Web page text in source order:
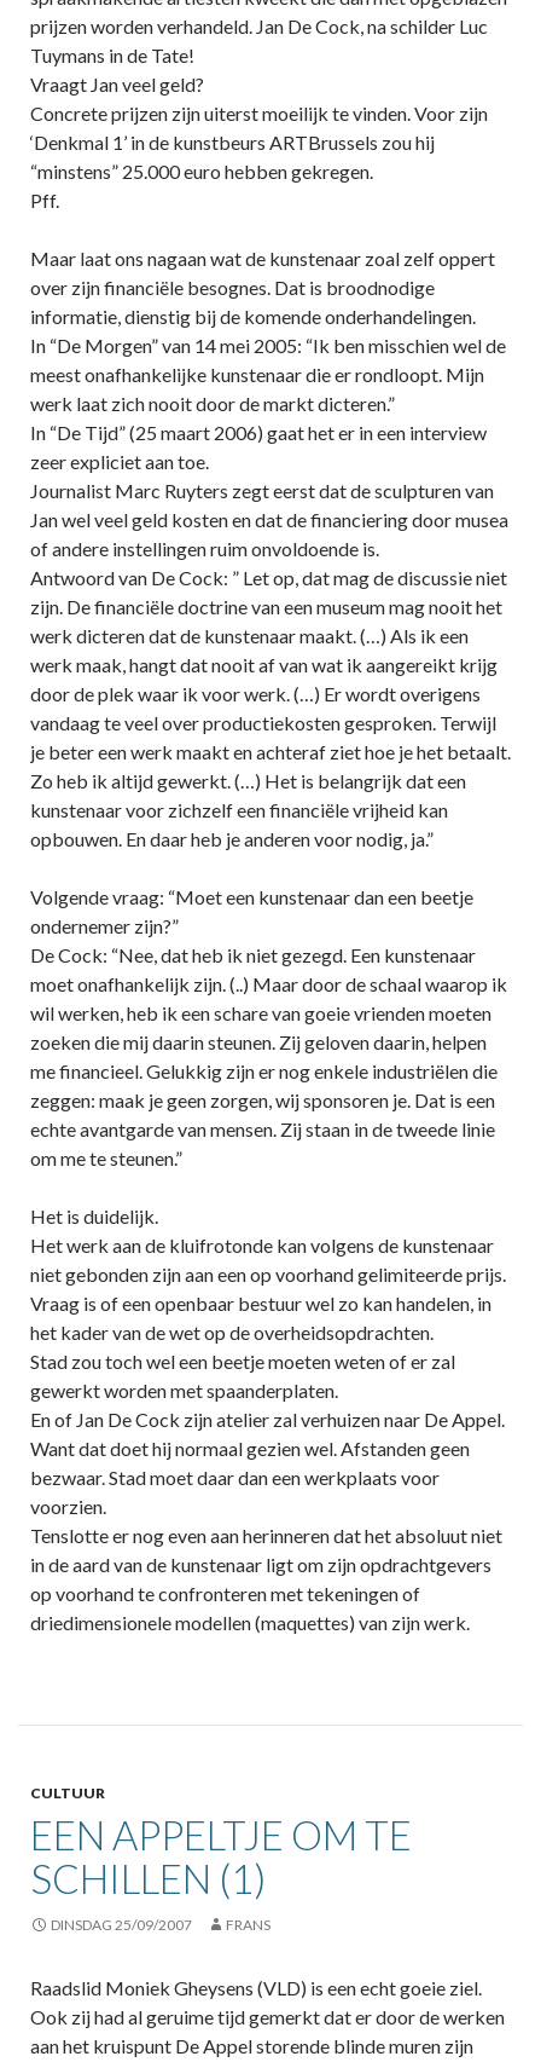
prijzen worden verhandeld. Jan De Cock, na schilder Luc
Tuymans in de Tate!
Vraagt Jan veel geld?
Concrete prijzen zijn uiterst moeilijk te vinden. Voor zijn
‘Denkmal 1’ in de kunstbeurs ARTBrussels zou hij
“minstens” 25.000 euro hebben gekregen.
Pff.
Maar laat ons nagaan wat de kunstenaar zoal zelf oppert
over zijn financiële besognes. Dat is broodnodige
informatie, dienstig bij de komende onderhandelingen.
In “De Morgen” van 14 mei 2005: “Ik ben misschien wel de
meest onafhankelijke kunstenaar die er rondloopt. Mijn
werk laat zich nooit door de markt dicteren.”
In “De Tijd” (25 maart 2006) gaat het er in een interview
zeer expliciet aan toe.
Journalist Marc Ruyters zegt eerst dat de sculpturen van
Jan wel veel geld kosten en dat de financiering door musea
of andere instellingen ruim onvoldoende is.
Antwoord van De Cock: ” Let op, dat mag de discussie niet
zijn. De financiële doctrine van een museum mag nooit het
werk dicteren dat de kunstenaar maakt. (…) Als ik een
werk maak, hangt dat nooit af van wat ik aangereikt krijg
door de plek waar ik voor werk. (…) Er wordt overigens
vandaag te veel over productiekosten gesproken. Terwijl
je beter een werk maakt en achteraf ziet hoe je het betaalt.
Zo heb ik altijd gewerkt. (…) Het is belangrijk dat een
kunstenaar voor zichzelf een financiële vrijheid kan
opbouwen. En daar heb je anderen voor nodig, ja.”
Volgende vraag: “Moet een kunstenaar dan een beetje
ondernemer zijn?”
De Cock: “Nee, dat heb ik niet gezegd. Een kunstenaar
moet onafhankelijk zijn. (..) Maar door de schaal waarop ik
wil werken, heb ik een schare van goeie vrienden moeten
zoeken die mij daarin steunen. Zij geloven daarin, helpen
me financieel. Gelukkig zijn er nog enkele industriëlen die
zeggen: maak je geen zorgen, wij sponsoren je. Dat is een
echte avantgarde van mensen. Zij staan in de tweede linie
om me te steunen.”
Het is duidelijk.
Het werk aan de kluifrotonde kan volgens de kunstenaar
niet gebonden zijn aan een op voorhand gelimiteerde prijs.
Vraag is of een openbaar bestuur wel zo kan handelen, in
het kader van de wet op de overheidsopdrachten.
Stad zou toch wel een beetje moeten weten of er zal
gewerkt worden met spaanderplaten.
En of Jan De Cock zijn atelier zal verhuizen naar De Appel.
Want dat doet hij normaal gezien wel. Afstanden geen
bezwaar. Stad moet daar dan een werkplaats voor
voorzien.
Tenslotte er nog even aan herinneren dat het absoluut niet
in de aard van de kunstenaar ligt om zijn opdrachtgevers
op voorhand te confronteren met tekeningen of
driedimensionele modellen (maquettes) van zijn werk.
CULTUUR
EEN APPELTJE OM TE
SCHILLEN (1)
DINSDAG 25/09/2007 FRANS
Raadslid Moniek Gheysens (VLD) is een echt goeie ziel.
Ook zij had al geruime tijd gemerkt dat er door de werken
aan het kruispunt De Appel storende blinde muren zijn